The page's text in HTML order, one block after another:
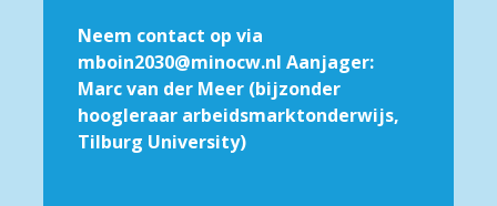
Neem contact op via
mboin2030@minocw.nl Aanjager:
Marc van der Meer (bijzonder
hoogleraar arbeidsmarktonderwijs,
Tilburg University)